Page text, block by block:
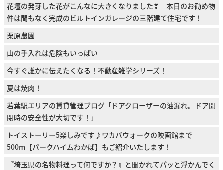
花壇の発芽した花がこんなに大きくなりました❣ 本日のお勧め物
件は間もなく完成のビルトインガレージの三階建て住宅です！
栗原農園
山の手入れは危険もいっぱい
今すぐ誰かに伝えたくなる！不動産雑学シリーズ！
夏は焼肉！
若葉駅エリアの賃貸管理ブログ「ドアクローザーの油漏れ。ドア開
閉時の安全性が大切です！」
トイストーリー5楽しみです♪ワカバウォークの映画館まで
500m【パークハイムわかば】もご紹介いたします！
『埼玉県の名物料理って何ですか？』と聞かれてパッと浮かんでく